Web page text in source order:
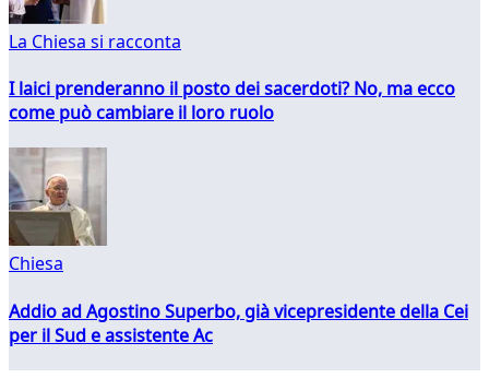
La Chiesa si racconta
I laici prenderanno il posto dei sacerdoti? No, ma ecco
come può cambiare il loro ruolo
Chiesa
Addio ad Agostino Superbo, già vicepresidente della Cei
per il Sud e assistente Ac